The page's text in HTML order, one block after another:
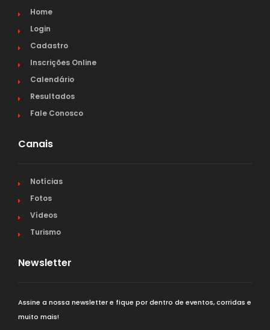
Home
Login
Cadastro
Inscrições Online
Calendário
Resultados
Fale Conosco
Canais
Notícias
Fotos
Vídeos
Turismo
Newsletter
Assine a nossa newsletter e fique por dentro de eventos, corridas e
muito mais!